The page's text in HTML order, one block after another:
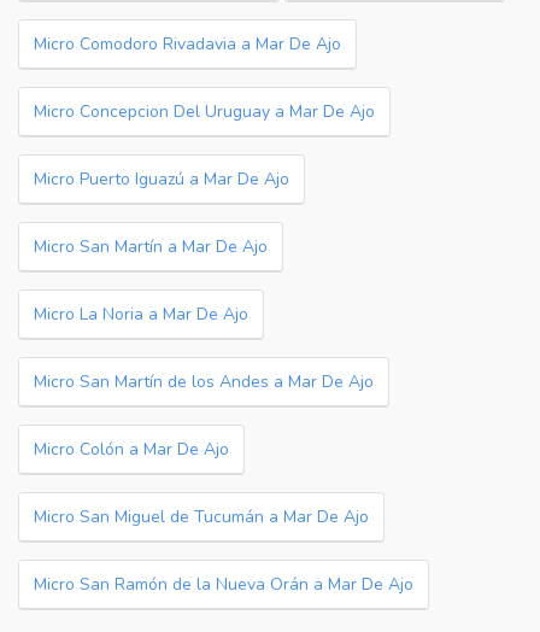
Micro Comodoro Rivadavia a Mar De Ajo
Micro Concepcion Del Uruguay a Mar De Ajo
Micro Puerto Iguazú a Mar De Ajo
Micro San Martín a Mar De Ajo
Micro La Noria a Mar De Ajo
Micro San Martín de los Andes a Mar De Ajo
Micro Colón a Mar De Ajo
Micro San Miguel de Tucumán a Mar De Ajo
Micro San Ramón de la Nueva Orán a Mar De Ajo